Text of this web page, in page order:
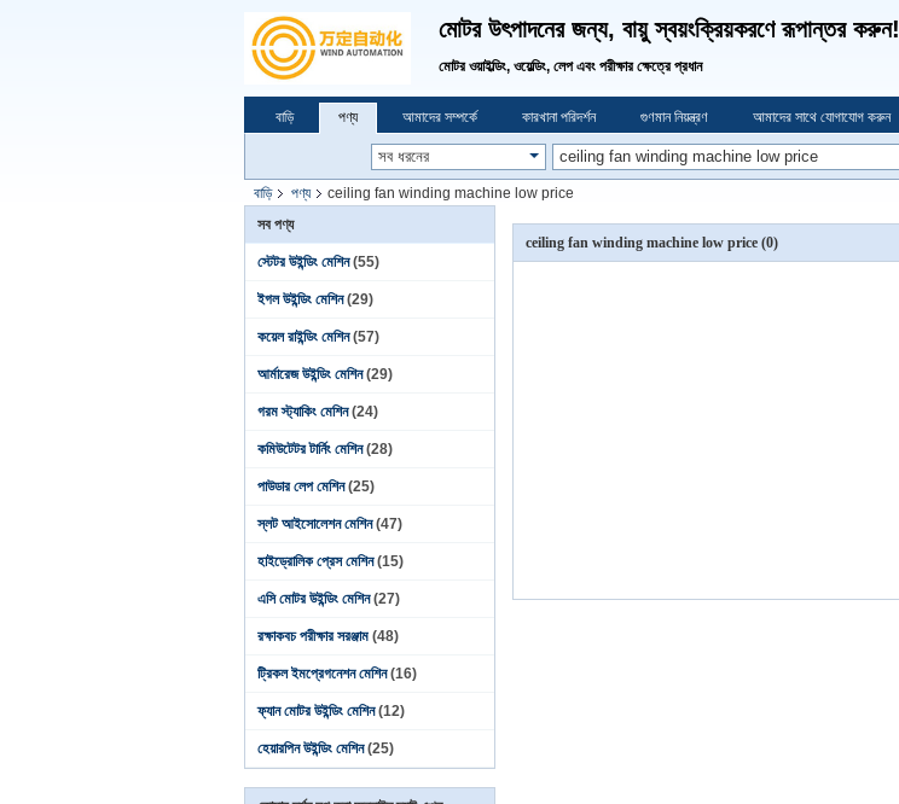
মোটর উৎপাদনের জন্য, বায়ু স্বয়ংক্রিয়করণে রূপান্তর করুন!
মোটর ওয়াইল্ডিং, ওয়েল্ডিং, লেপ এবং পরীক্ষার ক্ষেত্রে প্রধান
বাড়ি পণ্য আমাদের সম্পর্কে কারখানা পরিদর্শন গুণমান নিয়ন্ত্রণ আমাদের সাথে যোগাযোগ করুন
বাড়ি পণ্য
ceiling fan winding machine low price
সব পণ্য
স্টেটর উইন্ডিং মেশিন (55)
ইগল উইন্ডিং মেশিন (29)
কয়েল রাইন্ডিং মেশিন (57)
আর্মারেজ উইন্ডিং মেশিন (29)
গরম স্ট্যাকিং মেশিন (24)
কমিউটেটর টার্নিং মেশিন (28)
পাউডার লেপ মেশিন (25)
স্লট আইসোলেশন মেশিন (47)
হাইড্রোলিক প্রেস মেশিন (15)
এসি মোটর উইন্ডিং মেশিন (27)
রক্ষাকবচ পরীক্ষার সরঞ্জাম (48)
ট্রিকল ইমপ্রেগনেশন মেশিন (16)
ফ্যান মোটর উইন্ডিং মেশিন (12)
হেয়ারপিন উইন্ডিং মেশিন (25)
ceiling fan winding machine low price (0)